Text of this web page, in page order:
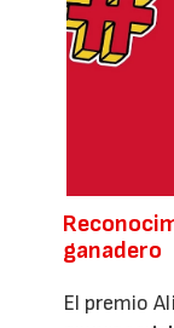
ganadero
El premio